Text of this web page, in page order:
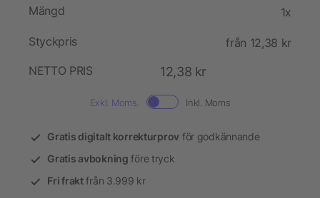
Mängd 1x
Styckpris
från 12,38 kr
NETTO PRIS
12,38 kr
Exkl. Moms. Inkl. Moms
Gratis digitalt korrekturprov för godkännande
Gratis avbokning före tryck
Fri fraktfrån 3.999 kr